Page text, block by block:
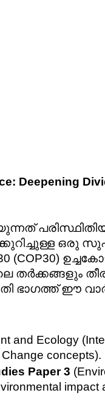
Deepening
(COP30)
തർക്കങ്ങളും
ഭാഗത്ത് ഈ
and Ecology
concepts).
Paper 3
impact